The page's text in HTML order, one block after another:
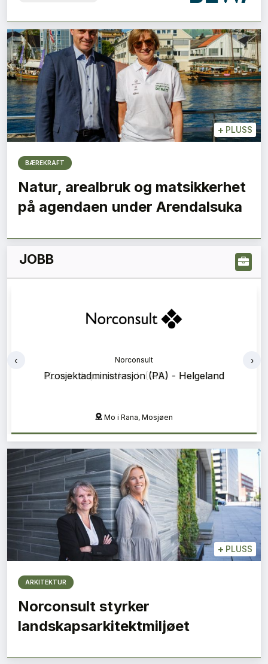
+ PLUSS
BÆREKRAFT
Natur, arealbruk og matsikkerhet
på agendaen under Arendalsuka
JOBB
Norconsult
Prosjektadministrasjon (PA) - Helgeland
Mo i Rana, Mosjøen
‹ ›
+ PLUSS
ARKITEKTUR
Norconsult styrker
landskapsarkitektmiljøet